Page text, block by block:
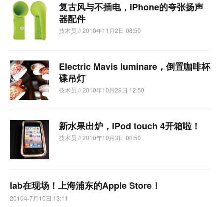
复古风与不插电，iPhone的夸张扬声
器配件
技术员 // 2010年11月2日 08:50
Electric Mavis luminare，倒置咖啡杯
碟吊灯
技术员 // 2010年10月29日 12:50
新水果出炉，iPod touch 4开箱啦！
技术员 // 2010年10月3日 08:50
lab在现场！上海浦东的Apple Store！
2010年7月10日 13:11